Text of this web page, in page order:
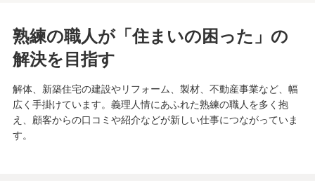
熟練の職人が「住まいの困った」の
解決を目指す
解体、新築住宅の建設やリフォーム、製材、不動産事業など、幅
広く手掛けています。義理人情にあふれた熟練の職人を多く抱
え、顧客からの口コミや紹介などが新しい仕事につながっていま
す。